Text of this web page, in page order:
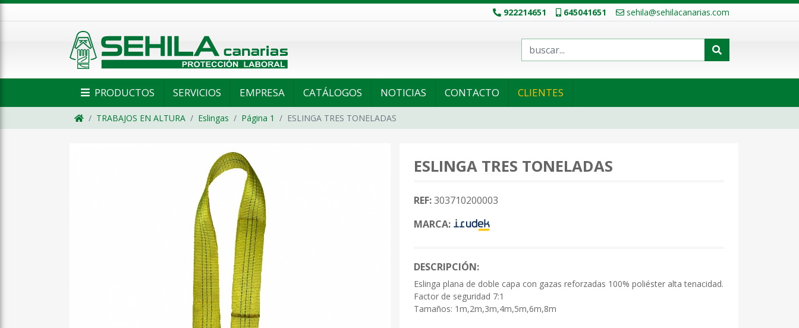
922214651 645041651 sehila@sehilacanarias.com
PRODUCTOS SERVICIOS EMPRESA CATÁLOGOS NOTICIAS CONTACTO CLIENTES
TRABAJOS EN ALTURA Eslingas Página 1 ESLINGA TRES TONELADAS
ESLINGA TRES TONELADAS
REF:303710200003
MARCA:
DESCRIPCIÓN:
Eslinga plana de doble capa con gazas reforzadas 100% poliéster alta tenacidad.
Factor de seguridad 7:1
Tamaños: 1m,2m,3m,4m,5m,6m,8m